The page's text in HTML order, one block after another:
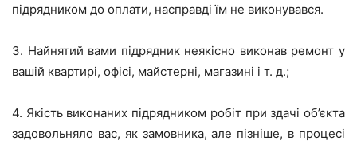
підрядником до оплати, насправді їм не виконувався.
3. Найнятий вами підрядник неякісно виконав ремонт у
вашій квартирі, офісі, майстерні, магазині і т. д.;
4. Якість виконаних підрядником робіт при здачі об’єкта
задовольняло вас, як замовника, але пізніше, в процесі